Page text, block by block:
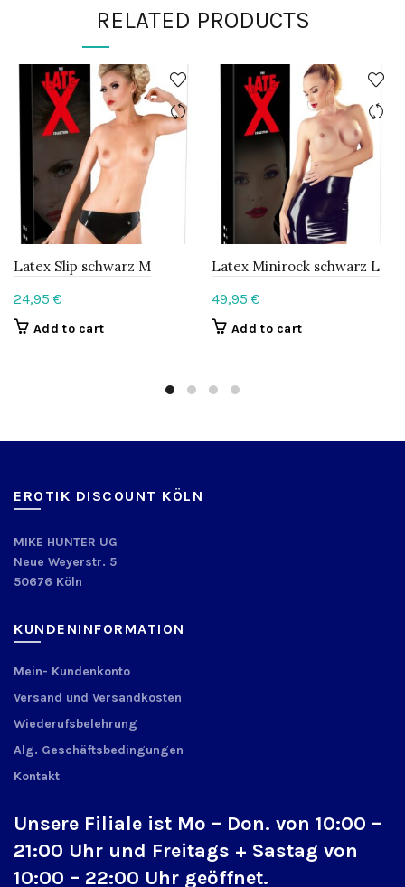
RELATED PRODUCTS
Latex Slip schwarz M
24,95 €
Add to cart
Latex Minirock schwarz L
49,95 €
Add to cart
EROTIK DISCOUNT KÖLN
MIKE HUNTER UG
Neue Weyerstr. 5
50676 Köln
KUNDENINFORMATION
Mein- Kundenkonto
Versand und Versandkosten
Wiederufsbelehrung
Alg. Geschäftsbedingungen
Kontakt
Unsere Filiale ist Mo – Don. von 10:00 –
21:00 Uhr und Freitags + Sastag von
10:00 – 22:00 Uhr geöffnet.